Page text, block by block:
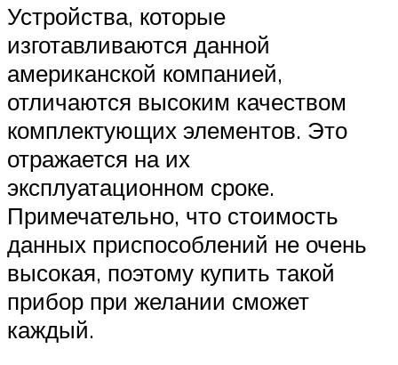
Устройства, которые
изготавливаются данной
американской компанией,
отличаются высоким качеством
комплектующих элементов. Это
отражается на их
эксплуатационном сроке.
Примечательно, что стоимость
данных приспособлений не очень
высокая, поэтому купить такой
прибор при желании сможет
каждый.